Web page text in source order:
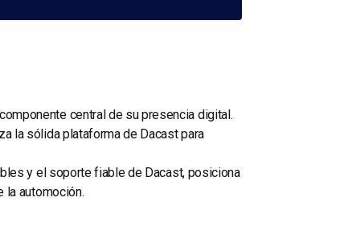
central de su presencia digital.
la sólida plataforma de Dacast para
y el soporte fiable de Dacast, posiciona
la automoción.